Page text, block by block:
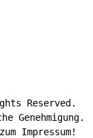
Reserved.
Genehmigung.
Impressum!